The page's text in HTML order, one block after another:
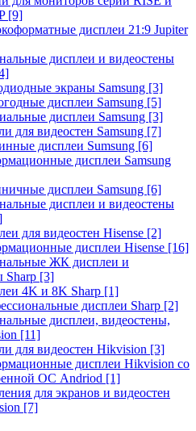
[9]
дисплеи 21:9 Jupiter
дисплеи и видеостены
экраны Samsung [3]
дисплеи Samsung [5]
дисплеи Samsung [3]
для видеостен Samsung [7]
дисплеи Sumsung [6]
дисплеи Samsung
дисплеи Samsung [6]
дисплеи и видеостены
для видеостен Hisense [2]
дисплеи Hisense [16]
ЖК дисплеи и
Sharp [3]
4K и 8K Sharp [1]
дисплеи Sharp [2]
дисплеи, видеостены,
[11]
для видеостен Hikvision [3]
дисплеи Hikvision со
ОС Andriod [1]
для экранов и видеостен
[7]